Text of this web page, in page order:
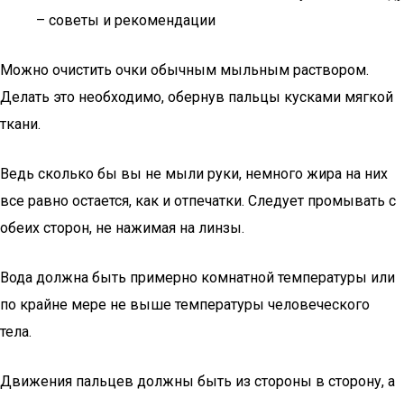
– советы и рекомендации
Можно очистить очки обычным мыльным раствором.
Делать это необходимо, обернув пальцы кусками мягкой
ткани.
Ведь сколько бы вы не мыли руки, немного жира на них
все равно остается, как и отпечатки. Следует промывать с
обеих сторон, не нажимая на линзы.
Вода должна быть примерно комнатной температуры или
по крайне мере не выше температуры человеческого
тела.
Движения пальцев должны быть из стороны в сторону, а